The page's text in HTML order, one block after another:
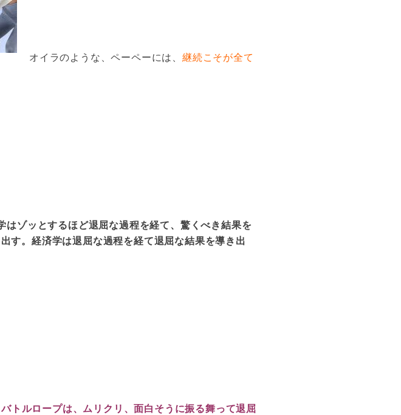
オイラのような、ペーペーには、継続こそが全て
はゾッとするほど退屈な過程を経て、驚くべき結果を
す。経済学は退屈な過程を経て退屈な結果を導き出
バトルロープは、ムリクリ、面白そうに振る舞って退屈